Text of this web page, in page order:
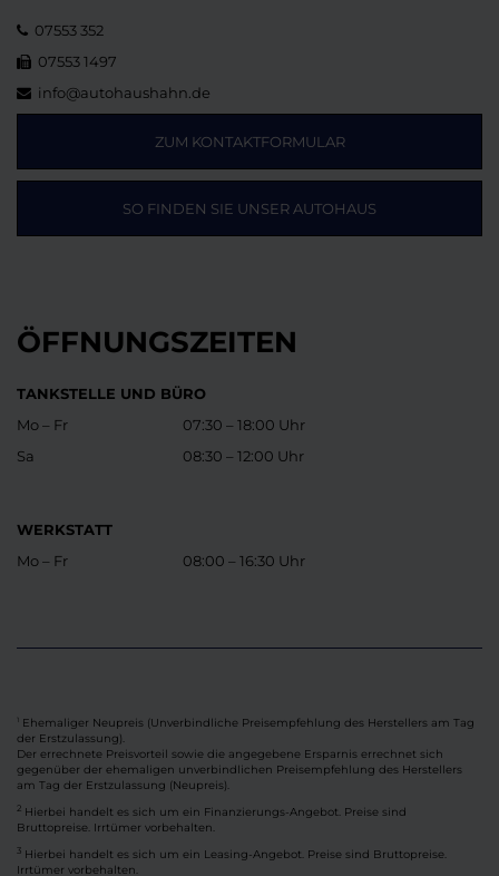
07553 352
07553 1497
info@autohaushahn.de
ZUM KONTAKTFORMULAR
SO FINDEN SIE UNSER AUTOHAUS
ÖFFNUNGSZEITEN
TANKSTELLE UND BÜRO
Mo – Fr
Sa
07:30 – 18:00 Uhr
08:30 – 12:00 Uhr
WERKSTATT
Mo – Fr
08:00 – 16:30 Uhr
Ehemaliger Neupreis (Unverbindliche Preisempfehlung des Herstellers am Tag
der Erstzulassung).
Der errechnete Preisvorteil sowie die angegebene Ersparnis errechnet sich
gegenüber der ehemaligen unverbindlichen Preisempfehlung des Herstellers
am Tag der Erstzulassung (Neupreis).
2 Hierbei handelt es sich um ein Finanzierungs-Angebot. Preise sind
Bruttopreise. Irrtümer vorbehalten.
3 Hierbei handelt es sich um ein Leasing-Angebot. Preise sind Bruttopreise.
Irrtümer vorbehalten.